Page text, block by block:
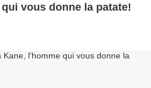
vous donne la patate!